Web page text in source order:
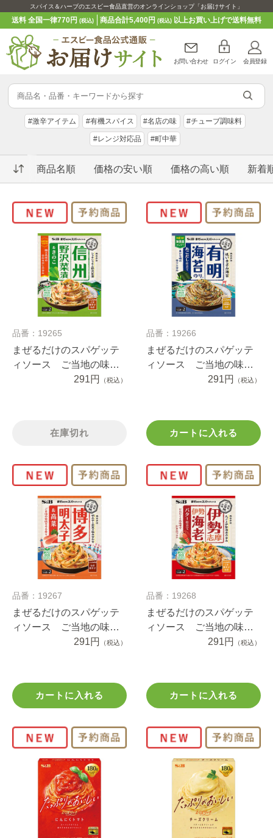
スパイス＆ハーブのエスビー食品直営のオンラインショップ「お届けサイト」
送料 全国一律770円(税込) 商品合計5,400円 (税込)以上お買い上げで送料無料
お問い合わせ ログイン 会員登録
#激辛アイテム #有機スパイス #名店の味 #チューブ調味料
#レンジ対応品 #町中華
商品名順 価格の安い順 価格の高い順 新着
品番：19265
まぜるだけのスパゲッテ
ィソース ご当地の味
信州野沢菜漬＆きのこ
291円 （税込）
在庫切れ
品番：19266
まぜるだけのスパゲッテ
ィソース ご当地の味
有明海苔あごだし仕立
291円 （税込）
カートに入れる
品番：19267
まぜるだけのスパゲッテ
ィソース ご当地の味
博多明太子＆高菜 ５５.
291円 （税込）
カートに入れる
品番：19268
まぜるだけのスパゲッテ
ィソース ご当地の味
伊勢志摩伊勢海老バター
291円 （税込）
カートに入れる